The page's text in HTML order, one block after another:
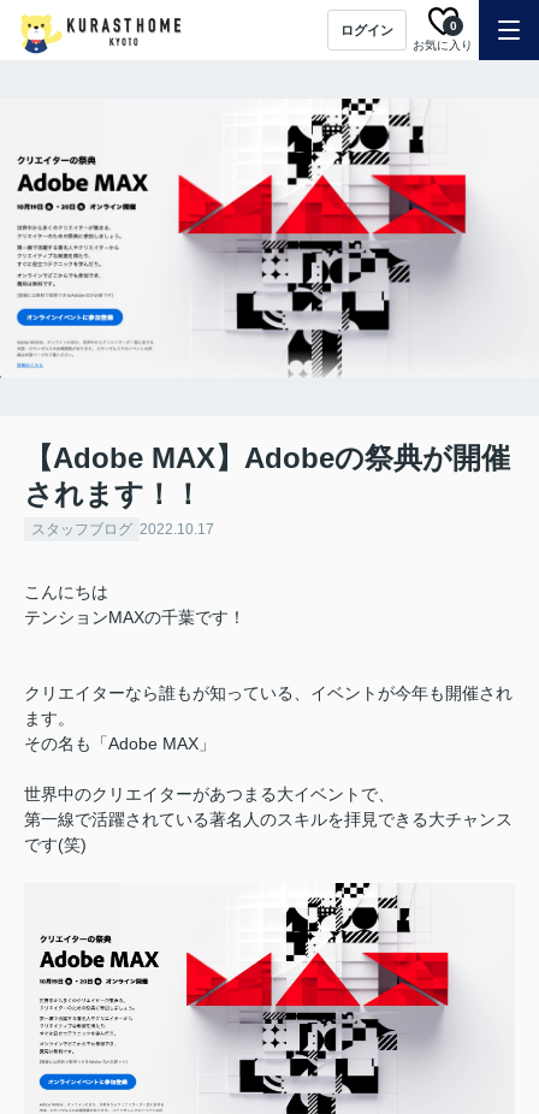
ログイン
お気に入り
0
【Adobe MAX】Adobeの祭典が開催
されます！！
スタッフブログ 2022.10.17
こんにちは
テンションMAXの千葉です！
クリエイターなら誰もが知っている、イベントが今年も開催され
ます。
その名も「Adobe MAX」
世界中のクリエイターがあつまる大イベントで、
第一線で活躍されている著名人のスキルを拝見できる大チャンス
です(笑)